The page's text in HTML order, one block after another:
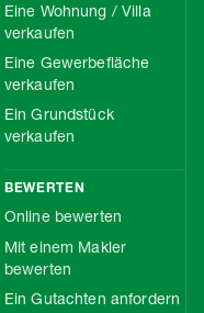
Eine Wohnung / Villa
verkaufen
Eine Gewerbefläche
verkaufen
Ein Grundstück
verkaufen
BEWERTEN
Online bewerten
Mit einem Makler
bewerten
Ein Gutachten anfordern